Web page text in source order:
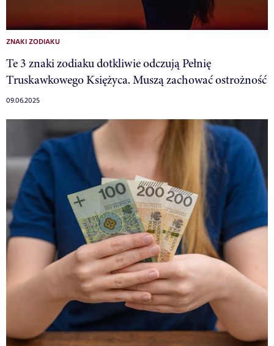
ZNAKI ZODIAKU
Te 3 znaki zodiaku dotkliwie odczują Pełnię
Truskawkowego Księżyca. Muszą zachować ostrożność
09.06.2025